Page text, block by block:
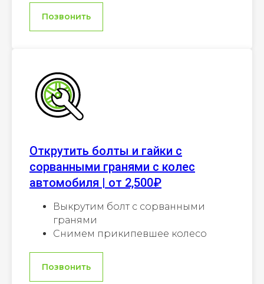
Позвонить
Открутить болты и гайки с
сорванными гранями с колес
автомобиля | от 2,500₽
Выкрутим болт с сорванными
гранями
Снимем прикипевшее колесо
Позвонить